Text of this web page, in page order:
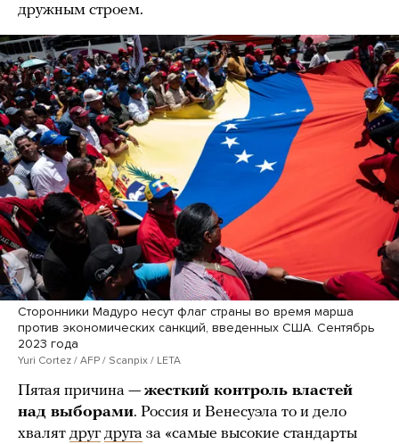
дружным строем.
Сторонники Мадуро несут флаг страны во время марша
против экономических санкций, введенных США. Сентябрь
2023 года
Yuri Cortez / AFP / Scanpix / LETA
Пятая причина — жесткий контроль властей
над выборами. Россия и Венесуэла то и дело
хвалят друг друга за «самые высокие стандарты